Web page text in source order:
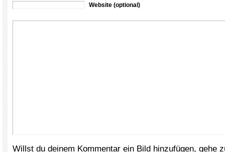
Website (optional)
Willst du deinem Kommentar ein Bild hinzufügen, gehe